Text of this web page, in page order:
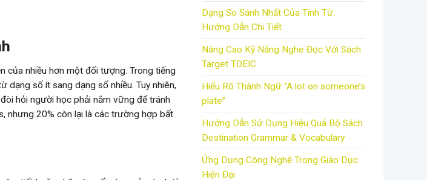
của nhiều hơn một đối tượng. Trong tiếng
dạng số ít sang dạng số nhiều. Tuy nhiên,
hỏi người học phải nắm vững để tránh
nhưng 20% còn lại là các trường hợp bất
Dạng So Sánh Nhất Của Tính Từ:
Hướng Dẫn Chi Tiết
Nâng Cao Kỹ Năng Nghe Đọc Với Sách
Target TOEIC
Hiểu Rõ Thành Ngữ “A lot on someone’s
plate”
Hướng Dẫn Sử Dụng Hiệu Quả Bộ Sách
Destination Grammar & Vocabulary
Ứng Dụng Công Nghệ Trong Giáo Dục
Hiện Đại